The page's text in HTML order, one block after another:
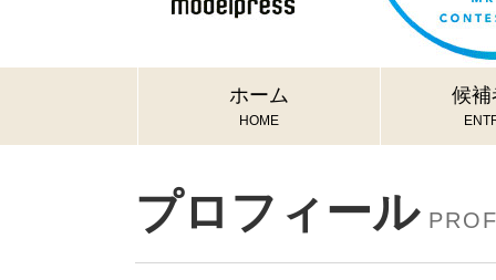
ホーム
HOME
候補
プロフィール